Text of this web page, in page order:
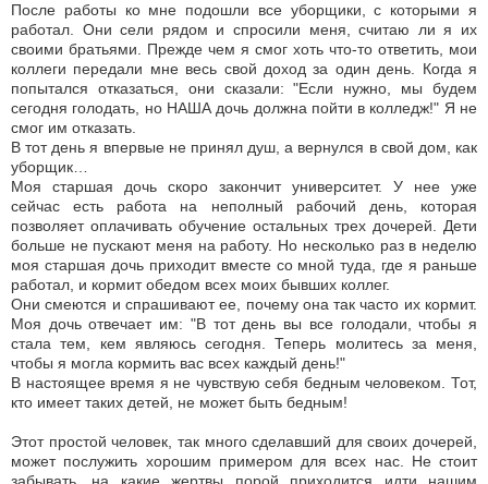
После работы ко мне подошли все уборщики, с которыми я
работал. Они сели рядом и спросили меня, считаю ли я их
своими братьями. Прежде чем я смог хоть что-то ответить, мои
коллеги передали мне весь свой доход за один день. Когда я
попытался отказаться, они сказали: "Если нужно, мы будем
сегодня голодать, но НАША дочь должна пойти в колледж!" Я не
смог им отказать.
В тот день я впервые не принял душ, а вернулся в свой дом, как
уборщик…
Моя старшая дочь скоро закончит университет. У нее уже
сейчас есть работа на неполный рабочий день, которая
позволяет оплачивать обучение остальных трех дочерей. Дети
больше не пускают меня на работу. Но несколько раз в неделю
моя старшая дочь приходит вместе со мной туда, где я раньше
работал, и кормит обедом всех моих бывших коллег.
Они смеются и спрашивают ее, почему она так часто их кормит.
Моя дочь отвечает им: "В тот день вы все голодали, чтобы я
стала тем, кем являюсь сегодня. Теперь молитесь за меня,
чтобы я могла кормить вас всех каждый день!"
В настоящее время я не чувствую себя бедным человеком. Тот,
кто имеет таких детей, не может быть бедным!
Этот простой человек, так много сделавший для своих дочерей,
может послужить хорошим примером для всех нас. Не стоит